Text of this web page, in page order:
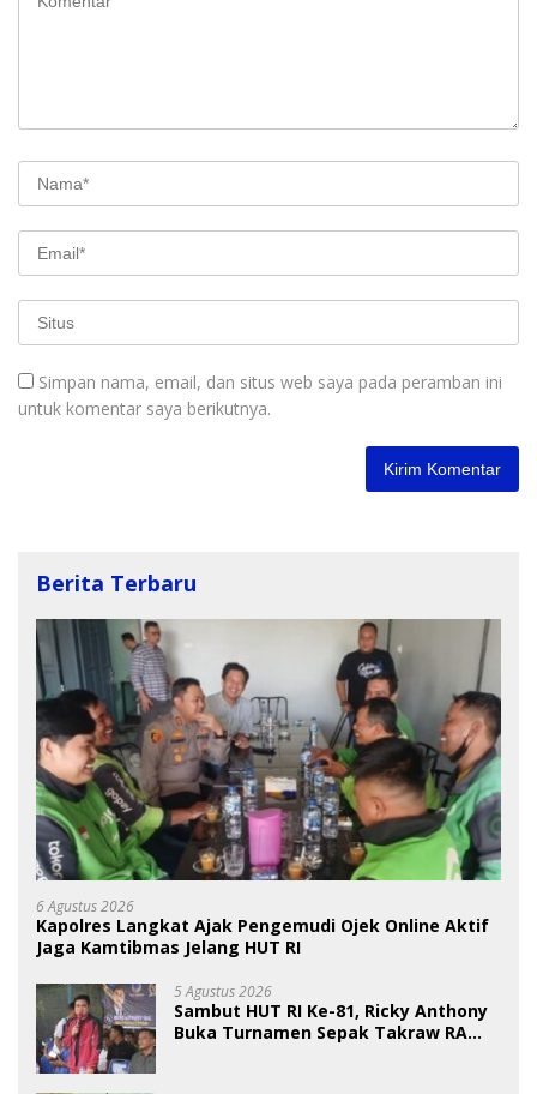
Simpan nama, email, dan situs web saya pada peramban ini
untuk komentar saya berikutnya.
Berita Terbaru
6 Agustus 2026
Kapolres Langkat Ajak Pengemudi Ojek Online Aktif
Jaga Kamtibmas Jelang HUT RI
5 Agustus 2026
Sambut HUT RI Ke-81, Ricky Anthony
Buka Turnamen Sepak Takraw RA